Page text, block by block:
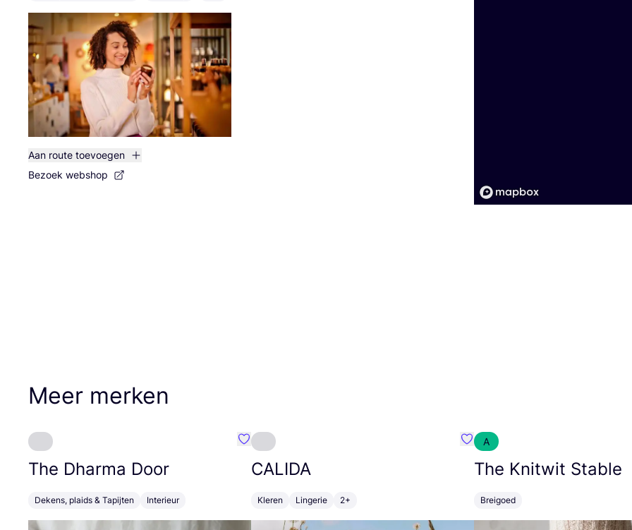
Aan route toevoegen
Bezoek webshop
Meer merken
The Dharma Door
Dekens, plaids & Tapijten Interieur
Favoriete {naam}
CALIDA
Kleren Lingerie 2+
Favoriete {naam}
A
The Knitwit Stable
Breigoed